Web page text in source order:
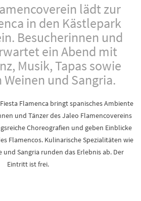
lädt zur
in den Kästlepark
Besucherinnen und
ein Abend mit
Musik, Tapas sowie
und Sangria.
Flamenca bringt spanisches Ambiente
und Tänzer des Jaleo Flamencovereins
Choreografien und geben Einblicke
Flamencos. Kulinarische Spezialitäten wie
und Sangria runden das Erlebnis ab. Der
Eintritt ist frei.